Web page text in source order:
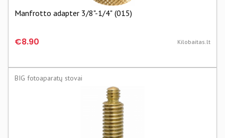
Manfrotto adapter 3/8"-1/4" (015)
€8.90 Kilobaitas.lt
BIG fotoaparatų stovai